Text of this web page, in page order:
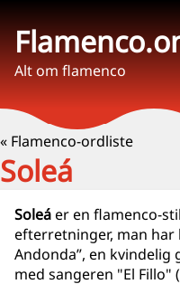
Alt om flamenco
« Flamenco-ordliste
Soleá
Soleáer en flamenco-
efterretninger, man har
Andonda”, en kvindelig
med sangeren "El Fillo"